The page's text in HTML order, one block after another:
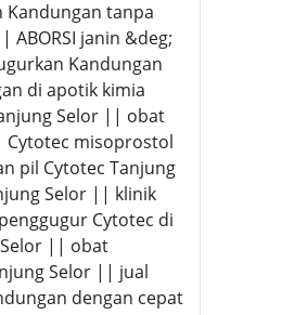
Kandungan tanpa
janin &deg;
Kandungan
di apotik kimia
Selor || obat
misoprostol
pil Cytotec Tanjung
Selor || klinik
Cytotec di
Selor || obat
Selor || jual
dengan cepat